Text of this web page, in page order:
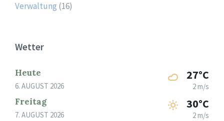
Verwaltung (16)
Wetter
Heute
6. AUGUST 2026
27°C
2 m/s
Freitag
7. AUGUST 2026
30°C
2 m/s